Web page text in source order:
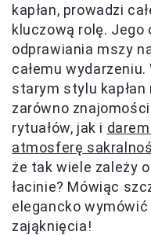
kapłan, prowadzi
kluczową rolę. Jego
odprawiania mszy
całemu
starym stylu
zarówno
rytuałów, jak i
atmosferę
że tak wiele zależy
łacinie? Mówiąc
elegancko wymówić
zająknięcia!